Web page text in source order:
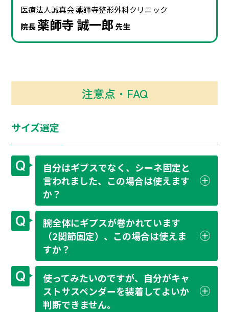
医療法⼈誠真会薬師寺整形外科クリニック
院⻑薬師寺 誠⼀郎先⽣
注意点・FAQ
サイズ選定
自分はギプスでなく、シーネ固定と
言われました、この場合は使えます
か？
腕全体にギプスが巻かれています
（2関節固定）、この場合は使えま
すか？
使ってみたいのですが、自分がキャ
ストサスペンダーを装着してよいか
判断できません。